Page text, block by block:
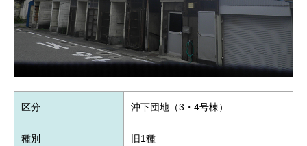
区分 沖下団地（3・4号棟）
種別 旧1種